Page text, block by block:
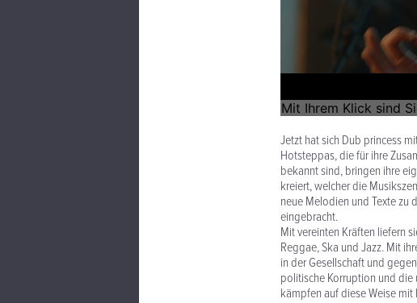
Jetzt hat sich Dub princess
Hotsteppas, die für ihre
bekannt sind, bringen ihre
kreiert, welcher die
neue Melodien und Texte zu
eingebracht.
Mit vereinten Kräften liefern
Reggae, Ska und Jazz. Mit
in der Gesellschaft und
politische Korruption und die
kämpfen auf diese Weise